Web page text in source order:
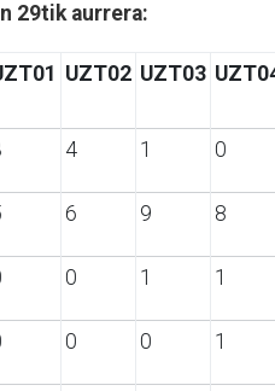
29tik aurrera:
UZT02 UZT03
4 1 0
6 9 8
0 1 1
0 0 1